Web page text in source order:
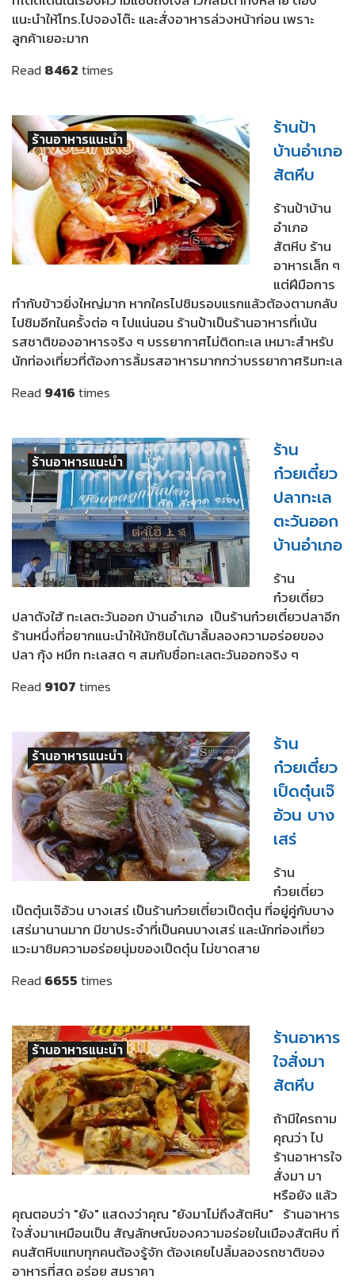
แนะนำให้โทร.ไปจองโต๊ะ และสั่งอาหารล่วงหน้าก่อน เพราะ
ลูกค้าเยอะมาก
Read 8462times
ร้านอาหารแนะนำ
ร้านป้า
บ้านอำเภอ
สัตหีบ
ร้านป้าบ้าน
อำเภอ
สัตหีบ ร้าน
อาหารเล็ก ๆ
แต่ฝีมือการ
ทำกับข้าวยิ่งใหญ่มาก หากใครไปชิมรอบแรกแล้วต้องตามกลับ
ไปชิมอีกในครั้งต่อ ๆ ไปแน่นอน ร้านป้าเป็นร้านอาหารที่เน้น
รสชาติของอาหารจริง ๆ บรรยากาศไม่ติดทะเล เหมาะสำหรับ
นักท่องเที่ยวที่ต้องการลิ้มรสอาหารมากกว่าบรรยากาศริมทะเล
Read 9416times
ร้านอาหารแนะนำ
ร้าน
ก๋วยเตี๋ยว
ปลาทะเล
ตะวันออก
บ้านอำเภอ
ร้าน
ก๋วยเตี๋ยว
ปลาตังใฮ้ ทะเลตะวันออก บ้านอำเภอ เป็นร้านก๋วยเตี๋ยวปลาอีก
ร้านหนึ่งที่อยากแนะนำให้นักชิมได้มาลิ้มลองความอร่อยของ
ปลา กุ้ง หมึก ทะเลสด ๆ สมกับชื่อทะเลตะวันออกจริง ๆ
Read 9107times
ร้านอาหารแนะนำ
ร้าน
ก๋วยเตี๋ยว
เป็ดตุ๋นเจ๊
อ้วน บาง
เสร่
ร้าน
ก๋วยเตี๋ยว
เป็ดตุ๋นเจ๊อ้วน บางเสร่ เป็นร้านก๋วยเตี๋ยวเป็ดตุ๋น ที่อยู่คู่กับบาง
เสร่มานานมาก มีขาประจำที่เป็นคนบางเสร่ และนักท่องเที่ยว
แวะมาชิมความอร่อยนุ่มของเป็ดตุ๋น ไม่ขาดสาย
Read 6655times
ร้านอาหารแนะนำ
ร้านอาหาร
ใจสั่งมา
สัตหีบ
ถ้ามีใครถาม
คุณว่า ไป
ร้านอาหารใจ
สั่งมา มา
หรือยัง แล้ว
คุณตอบว่า "ยัง" แสดงว่าคุณ "ยังมาไม่ถึงสัตหีบ" ร้านอาหาร
ใจสั่งมาเหมือนเป็น สัญลักษณ์ของความอร่อยในเมืองสัตหีบ ที่
คนสัตหีบแทบทุกคนต้องรู้จัก ต้องเคยไปลิ้มลองรถชาติของ
อาหารที่สด อร่อย สมราคา